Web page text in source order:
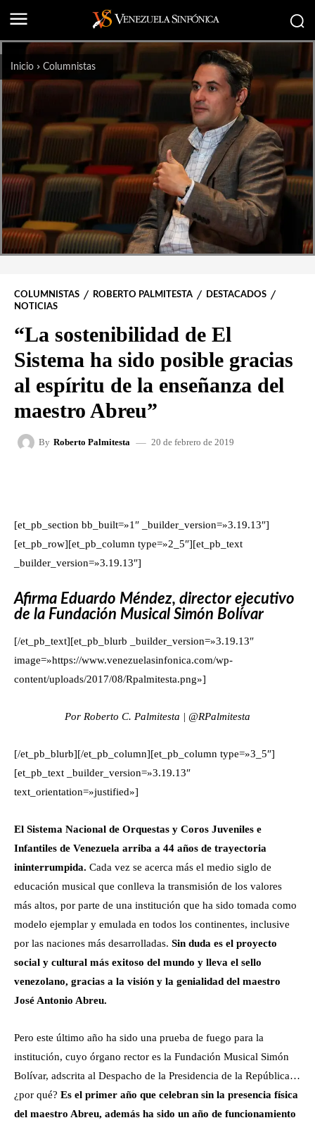
Inicio Columnistas
COLUMNISTAS ROBERTO PALMITESTA
DESTACADOS
NOTICIAS
“La sostenibilidad de El
Sistema ha sido posible gracias
al espíritu de la enseñanza del
maestro Abreu”
By Roberto Palmitesta 20 de febrero de 2019
[et_pb_section bb_built=»1″ _builder_version=»3.19.13″]
[et_pb_row][et_pb_column type=»2_5″][et_pb_text
_builder_version=»3.19.13″]
Afirma Eduardo Méndez, director ejecutivo
de la Fundación Musical Simón Bolívar
[/et_pb_text][et_pb_blurb _builder_version=»3.19.13″
image=»https://www.venezuelasinfonica.com/wp-
content/uploads/2017/08/Rpalmitesta.png»]
Por Roberto C. Palmitesta | @RPalmitesta
[/et_pb_blurb][/et_pb_column][et_pb_column type=»3_5″]
[et_pb_text _builder_version=»3.19.13″
text_orientation=»justified»]
El Sistema Nacional de Orquestas y Coros Juveniles e
Infantiles de Venezuela arriba a 44 años de trayectoria
ininterrumpida. Cada vez se acerca más el medio siglo de
educación musical que conlleva la transmisión de los valores
más altos, por parte de una institución que ha sido tomada como
modelo ejemplar y emulada en todos los continentes, inclusive
por las naciones más desarrolladas. Sin duda es el proyecto
social y cultural más exitoso del mundo y lleva el sello
venezolano, gracias a la visión y la genialidad del maestro
José Antonio Abreu.
Pero este último año ha sido una prueba de fuego para la
institución, cuyo órgano rector es la Fundación Musical Simón
Bolívar, adscrita al Despacho de la Presidencia de la República…
¿por qué? Es el primer año que celebran sin la presencia física
del maestro Abreu, además ha sido un año de funcionamiento